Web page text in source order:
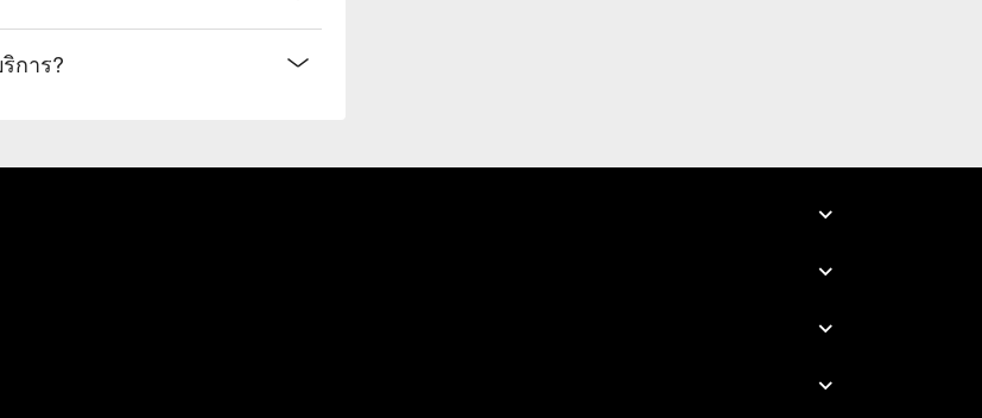
การ?